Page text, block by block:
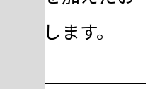
たします。